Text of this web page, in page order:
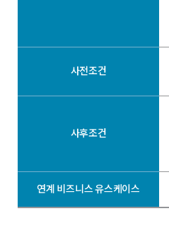
사전조건
사후조건
연계 비즈니스 유스케이스